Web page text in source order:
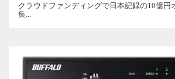
クラウドファンディングで日本記録の10億円
集...